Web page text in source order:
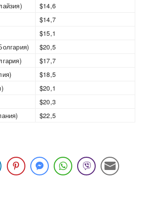
$14,6
$14,7
$15,1
$20,5
$17,7
$18,5
$20,1
$20,3
$22,5